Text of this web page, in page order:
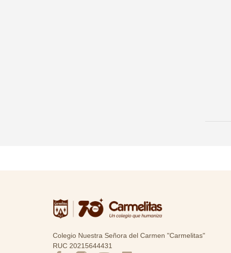
Colegio Nuestra Señora del Carmen "Carmelitas"
RUC 20215644431